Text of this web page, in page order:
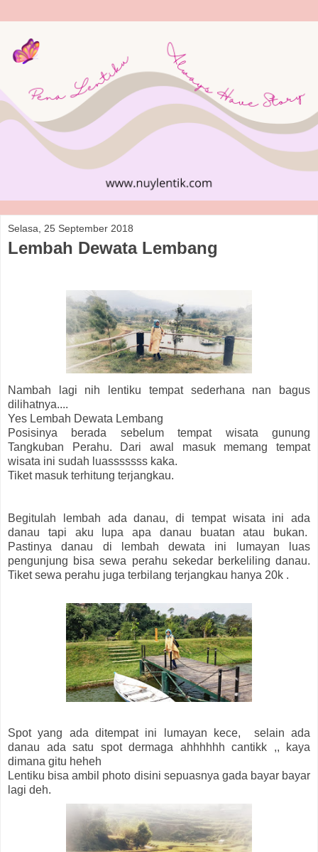
Selasa, 25 September 2018
Lembah Dewata Lembang
Nambah lagi nih lentiku tempat sederhana nan bagus
dilihatnya....
Yes Lembah Dewata Lembang
Posisinya berada sebelum tempat wisata gunung
Tangkuban Perahu. Dari awal masuk memang tempat
wisata ini sudah luasssssss kaka.
Tiket masuk terhitung terjangkau.
Begitulah lembah ada danau, di tempat wisata ini ada
danau tapi aku lupa apa danau buatan atau bukan.
Pastinya danau di lembah dewata ini lumayan luas
pengunjung bisa sewa perahu sekedar berkeliling danau.
Tiket sewa perahu juga terbilang terjangkau hanya 20k .
Spot yang ada ditempat ini lumayan kece, selain ada
danau ada satu spot dermaga ahhhhhh cantikk ,, kaya
dimana gitu heheh
Lentiku bisa ambil photo disini sepuasnya gada bayar bayar
lagi deh.